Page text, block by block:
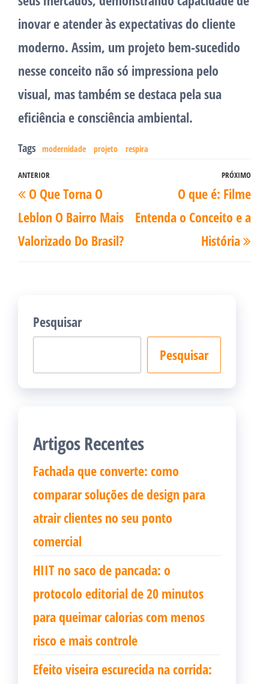
inovar e atender às expectativas do cliente
moderno. Assim, um projeto bem-sucedido
nesse conceito não só impressiona pelo
visual, mas também se destaca pela sua
eficiência e consciência ambiental.
Tags modernidade projeto respira
Navegação
de
Post
Post
anterior
ANTERIOR
O Que Torna O
Leblon O Bairro Mais
Valorizado Do Brasil?
PRÓXIMO
O que é: Filme
Entenda o Conceito e a
História
Pesquisar
Pesquisar
Artigos Recentes
Fachada que converte: como
comparar soluções de design para
atrair clientes no seu ponto
comercial
HIIT no saco de pancada: o
protocolo editorial de 20 minutos
para queimar calorias com menos
risco e mais controle
Efeito viseira escurecida na corrida: